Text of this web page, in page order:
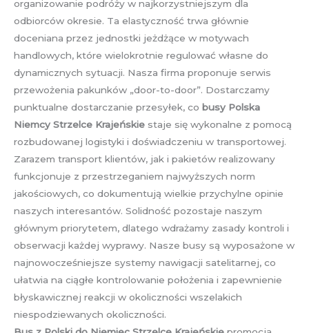
organizowanie podróży w najkorzystniejszym dla
odbiorców okresie. Ta elastyczność trwa głównie
doceniana przez jednostki jeżdżące w motywach
handlowych, które wielokrotnie regulować własne do
dynamicznych sytuacji. Nasza firma proponuje serwis
przewożenia pakunków „door-to-door”. Dostarczamy
punktualne dostarczanie przesyłek, co busy Polska
Niemcy Strzelce Krajeńskie staje się wykonalne z pomocą
rozbudowanej logistyki i doświadczeniu w transportowej.
Zarazem transport klientów, jak i pakietów realizowany
funkcjonuje z przestrzeganiem najwyższych norm
jakościowych, co dokumentują wielkie przychylne opinie
naszych interesantów. Solidność pozostaje naszym
głównym priorytetem, dlatego wdrażamy zasady kontroli i
obserwacji każdej wyprawy. Nasze busy są wyposażone w
najnowocześniejsze systemy nawigacji satelitarnej, co
ułatwia na ciągłe kontrolowanie położenia i zapewnienie
błyskawicznej reakcji w okoliczności wszelakich
niespodziewanych okoliczności.